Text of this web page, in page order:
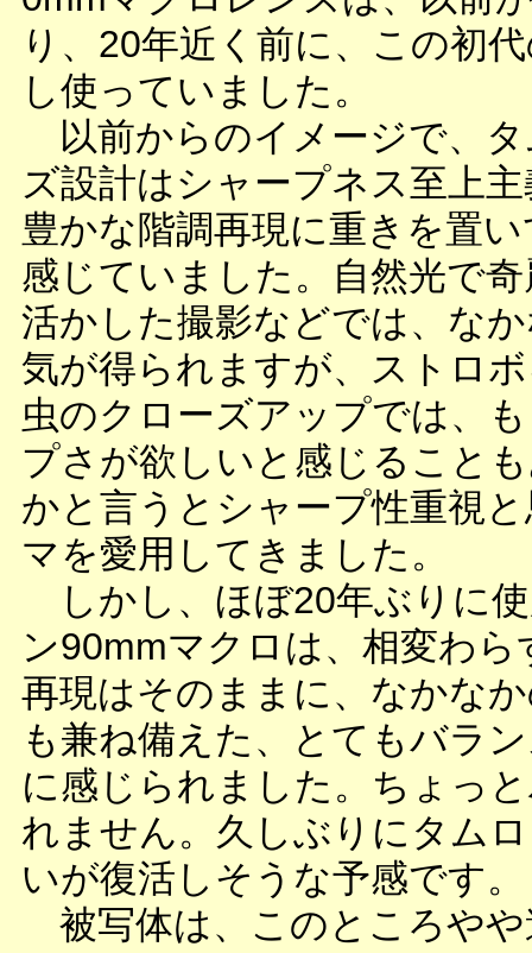
り、20年近く前に、この初
し使っていました。
以前からのイメージで、
ズ設計はシャープネス至上
豊かな階調再現に重きを置
感じていました。自然光で
活かした撮影などでは、な
気が得られますが、ストロ
虫のクローズアップでは、
プさが欲しいと感じること
かと言うとシャープ性重視
マを愛用してきました。
しかし、ほぼ20年ぶりに
ン90mmマクロは、相変わら
再現はそのままに、なかな
も兼ね備えた、とてもバラ
に感じられました。ちょっ
れません。久しぶりにタム
いが復活しそうな予感です。
被写体は、このところや